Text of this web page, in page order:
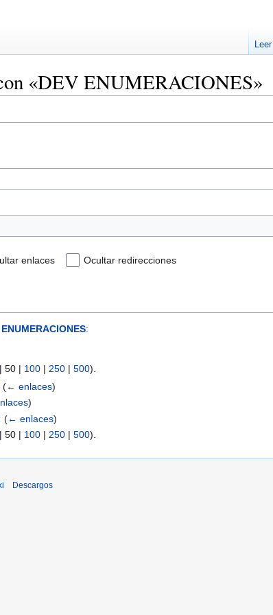
«DEV ENUMERACIONES»
enlaces Ocultar redirecciones
ENUMERACIONES:
| 50 | 100 | 250 | 500).
‎(← enlaces)
)
‎(← enlaces)
| 50 | 100 | 250 | 500).
Leer
Descargos